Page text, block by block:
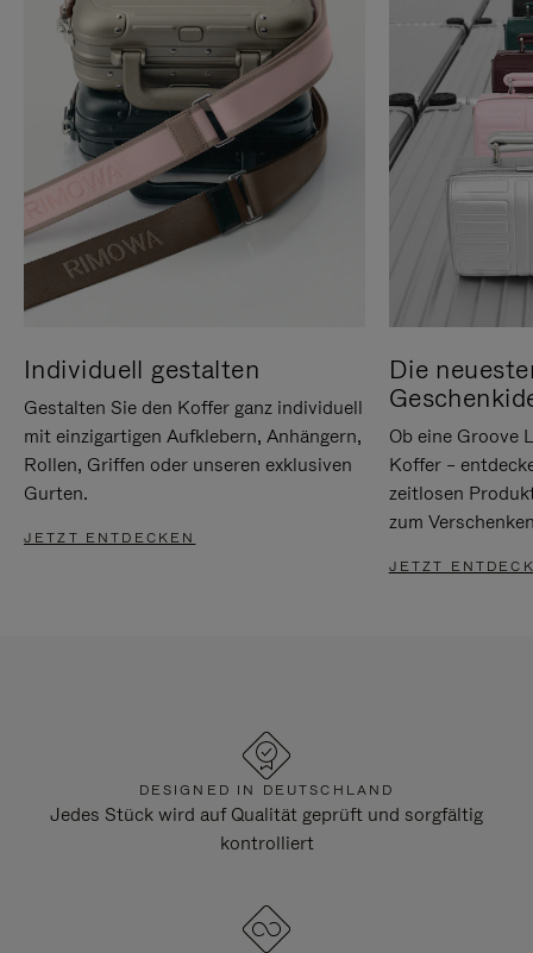
Individuell gestalten
Gestalten Sie den Koffer ganz individuell
mit einzigartigen Aufklebern, Anhängern,
Rollen, Griffen oder unseren exklusiven
Gurten.
JETZT ENTDECKEN
Die
Ob eine Groove
Koffer –
zeitlosen
zum
JETZT
DESIGNED IN DEUTSCHLAND
Jedes Stück wird auf Qualität geprüft und sorgfältig
kontrolliert